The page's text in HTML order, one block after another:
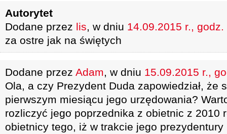
Autorytet
Dodane przez lis, w dniu 14.09.2015 r., godz.
za ostre jak na świętych
Dodane przez Adam, w dniu 15.09.2015 r.,
Ola, a czy Prezydent Duda zapowiedział, że
pierwszym miesiącu jego urzędowania?
rozliczyć jego poprzednika z obietnic z 2010
obietnicy tego, iż w trakcie jego